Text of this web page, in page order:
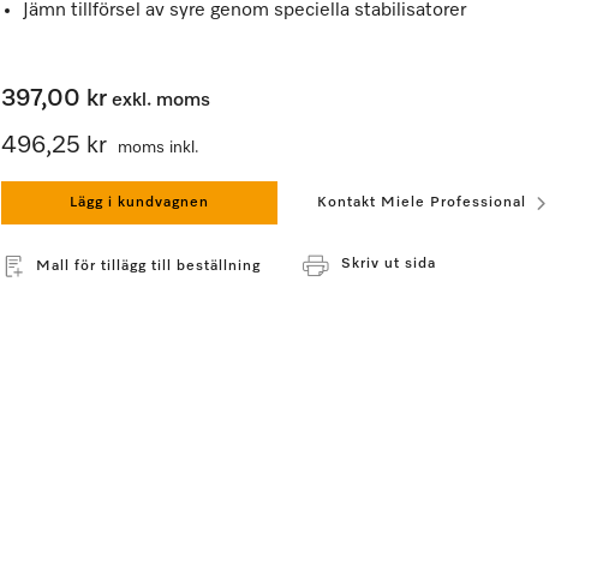
Jämn tillförsel av syre genom speciella stabilisatorer
397,00 kr exkl. moms
496,25 kr moms inkl.
Lägg i kundvagnen Kontakt Miele Professional
Mall för tillägg till beställning Skriv ut sida